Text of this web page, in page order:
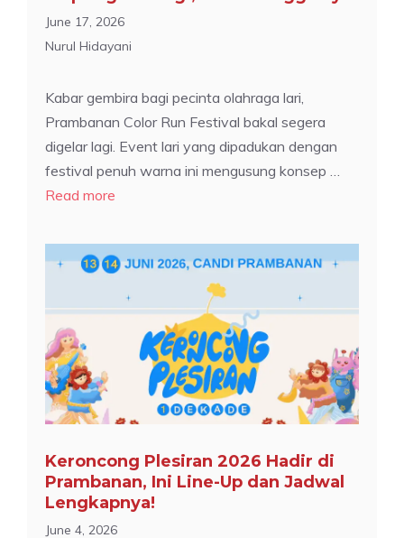
June 17, 2026
Nurul Hidayani
Kabar gembira bagi pecinta olahraga lari,
Prambanan Color Run Festival bakal segera
digelar lagi. Event lari yang dipadukan dengan
festival penuh warna ini mengusung konsep …
Read more
Keroncong Plesiran 2026 Hadir di
Prambanan, Ini Line-Up dan Jadwal
Lengkapnya!
June 4, 2026